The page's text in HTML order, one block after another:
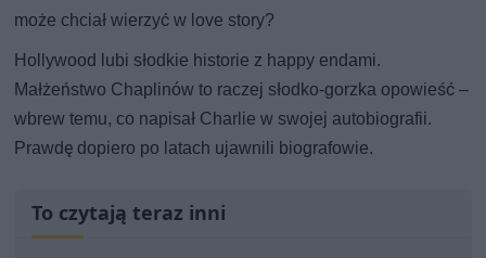
może chciał wierzyć w love story?
Hollywood lubi słodkie historie z happy endami.
Małżeństwo Chaplinów to raczej słodko-gorzka opowieść –
wbrew temu, co napisał Charlie w swojej autobiografii.
Prawdę dopiero po latach ujawnili biografowie.
To czytają teraz inni